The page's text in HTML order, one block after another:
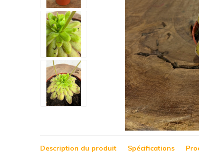
Description du produit Spécifications